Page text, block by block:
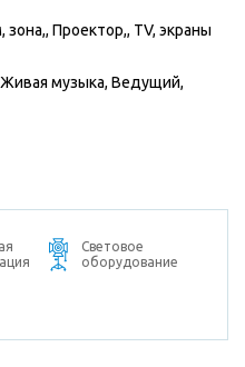
Проектор,, TV, экраны
Живая музыка, Ведущий,
Световое
оборудование